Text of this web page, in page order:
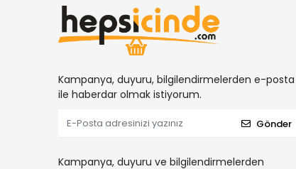
Kampanya, duyuru, bilgilendirmelerden e-posta
ile haberdar olmak istiyorum.
Gönder
Kampanya, duyuru ve bilgilendirmelerden